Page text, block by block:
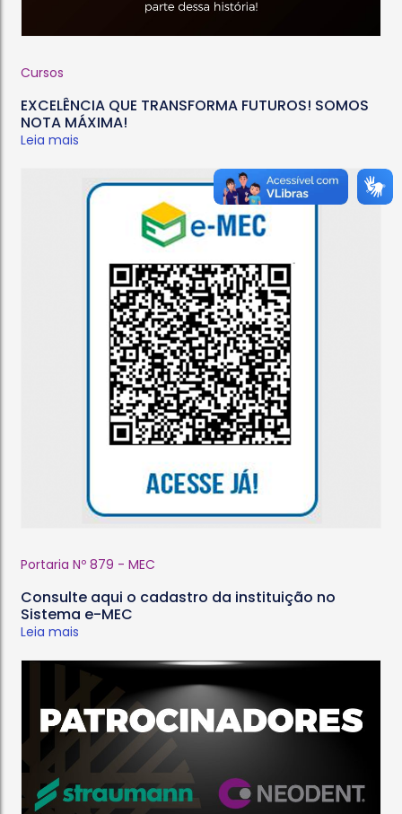
Cursos
EXCELÊNCIA QUE TRANSFORMA FUTUROS! SOMOS
NOTA MÁXIMA!
Leia mais
Portaria Nº 879 - MEC
Consulte aqui o cadastro da instituição no
Sistema e-MEC
Leia mais